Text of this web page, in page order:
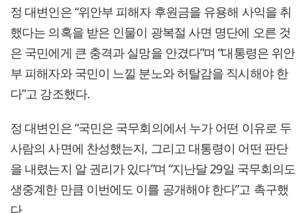
정 대변인은 “위안부 피해자 후원금을 유용해 사익을 취
했다는 의혹을 받은 인물이 광복절 사면 명단에 오른 것
은 국민에게 큰 충격과 실망을 안겼다”며 “대통령은 위안
부 피해자와 국민이 느낄 분노와 허탈감을 직시해야 한
다”고 강조했다.
정 대변인은 “국민은 국무회의에서 누가 어떤 이유로 두
사람의 사면에 찬성했는지, 그리고 대통령이 어떤 판단
을 내렸는지 알 권리가 있다”며 “지난달 29일 국무회의도
생중계한 만큼 이번에도 이를 공개해야 한다”고 촉구했
다.